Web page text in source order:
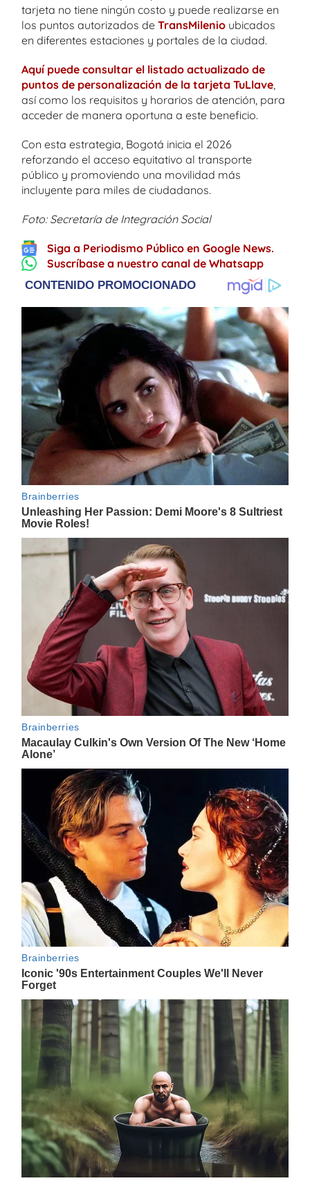
tarjeta no tiene ningún costo y puede realizarse en
los puntos autorizados de TransMilenio ubicados
en diferentes estaciones y portales de la ciudad.
Aquí puede consultar el listado actualizado de
puntos de personalización de la tarjeta TuLlave,
así como los requisitos y horarios de atención, para
acceder de manera oportuna a este beneficio.
Con esta estrategia, Bogotá inicia el 2026
reforzando el acceso equitativo al transporte
público y promoviendo una movilidad más
incluyente para miles de ciudadanos.
Foto: Secretaría de Integración Social
Siga a Periodismo Público en Google News.
Suscríbase a nuestro canal de Whatsapp